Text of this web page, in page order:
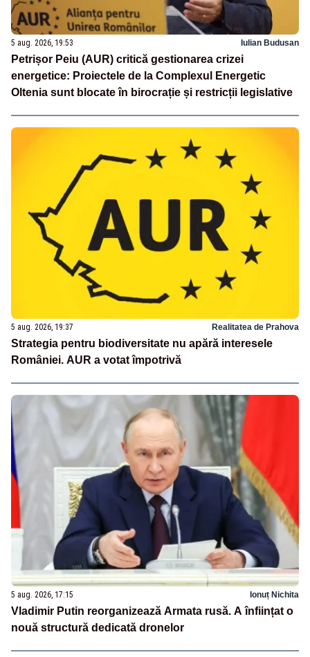
5 aug. 2026, 19:53 Iulian Budusan
Petrișor Peiu (AUR) critică gestionarea crizei
energetice: Proiectele de la Complexul Energetic
Oltenia sunt blocate în birocrație și restricții legislative
5 aug. 2026, 19:37 Realitatea de Prahova
Strategia pentru biodiversitate nu apără interesele
României. AUR a votat împotrivă
5 aug. 2026, 17:15 Ionuț Nichita
Vladimir Putin reorganizează Armata rusă. A înființat o
nouă structură dedicată dronelor